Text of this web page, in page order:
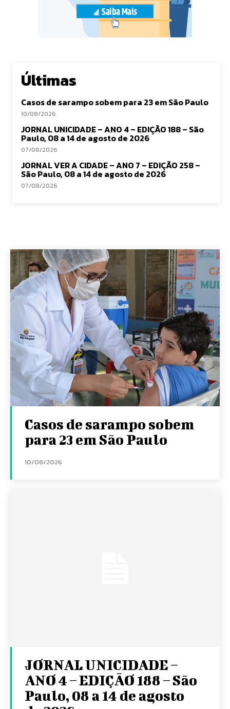
Últimas
Casos de sarampo sobem para 23 em São Paulo
10/08/2026
JORNAL UNICIDADE – ANO 4 – EDIÇÃO 188 – São
Paulo, 08 a 14 de agosto de 2026
07/08/2026
JORNAL VER A CIDADE – ANO 7 – EDIÇÃO 258 –
São Paulo, 08 a 14 de agosto de 2026
07/08/2026
Casos de sarampo sobem
para 23 em São Paulo
10/08/2026
JORNAL UNICIDADE –
ANO 4 – EDIÇÃO 188 – São
Paulo, 08 a 14 de agosto